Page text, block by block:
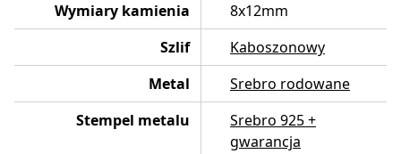
Wymiary kamienia
8x12mm
Szlif
Kaboszonowy
Metal
Srebro rodowane
Stempel metalu
Srebro 925 +
gwarancja